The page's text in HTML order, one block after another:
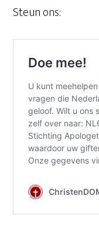
Steun ons: